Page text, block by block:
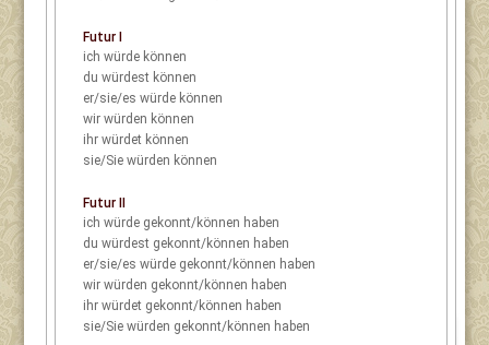
Futur I
ich würde können
du würdest können
er/sie/es würde können
wir würden können
ihr würdet können
sie/Sie würden können
Futur II
ich
würde gekonnt/können haben
du
würdest gekonnt/können haben
er/sie/es
würde gekonnt/können haben
wir
würden gekonnt/können haben
ihr
würdet gekonnt/können haben
sie/Sie
würden gekonnt/können haben